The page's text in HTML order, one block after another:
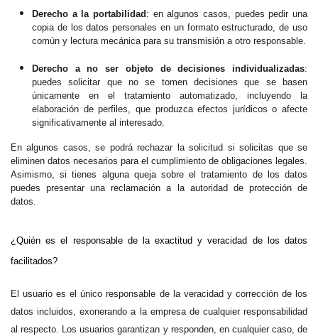
Derecho a la portabilidad: en algunos casos, puedes pedir una
copia de los datos personales en un formato estructurado, de uso
común y lectura mecánica para su transmisión a otro responsable.
Derecho a no ser objeto de decisiones individualizadas:
puedes solicitar que no se tomen decisiones que se basen
únicamente en el tratamiento automatizado, incluyendo la
elaboración de perfiles, que produzca efectos jurídicos o afecte
significativamente al interesado.
En algunos casos, se podrá rechazar la solicitud si solicitas que se
eliminen datos necesarios para el cumplimiento de obligaciones legales.
Asimismo, si tienes alguna queja sobre el tratamiento de los datos
puedes presentar una reclamación a la autoridad de protección de
datos.
¿Quién es el responsable de la exactitud y veracidad de los datos
facilitados?
El usuario es el único responsable de la veracidad y corrección de los
datos incluidos, exonerando a la empresa de cualquier responsabilidad
al respecto. Los usuarios garantizan y responden, en cualquier caso, de